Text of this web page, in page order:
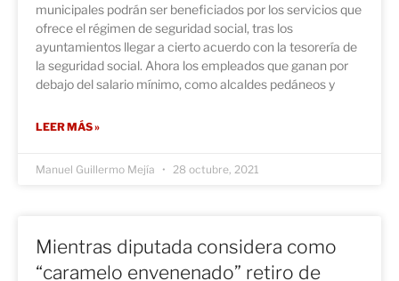
municipales podrán ser beneficiados por los servicios que
ofrece el régimen de seguridad social, tras los
ayuntamientos llegar a cierto acuerdo con la tesorería de
la seguridad social. Ahora los empleados que ganan por
debajo del salario mínimo, como alcaldes pedáneos y
LEER MÁS »
Manuel Guillermo Mejía 28 octubre, 2021
Mientras diputada considera como
“caramelo envenenado” retiro de